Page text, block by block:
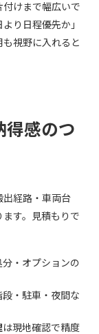
けまで幅広いで
り日程優先か」
視野に入れると
得感のつ
出経路・車両台
す。見積もりで
・オプションの
・駐車・夜間な
は現地確認で精度